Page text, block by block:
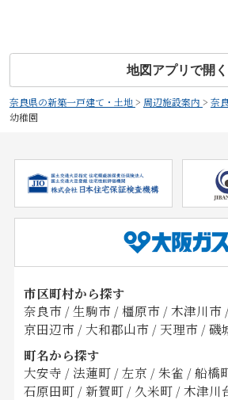
地図アプリで開く
奈良県の新築一戸建て・土地> 周辺施設案内 > 奈
幼稚園
市区町村から探す
奈良市 / 生駒市 / 橿原市 / 木津川市 /
京田辺市 / 大和郡山市 / 天理市 / 磯
町名から探す
大安寺 / 法蓮町 / 左京 / 朱雀 / 船橋
石原田町 / 新賀町 / 久米町 / 木津川